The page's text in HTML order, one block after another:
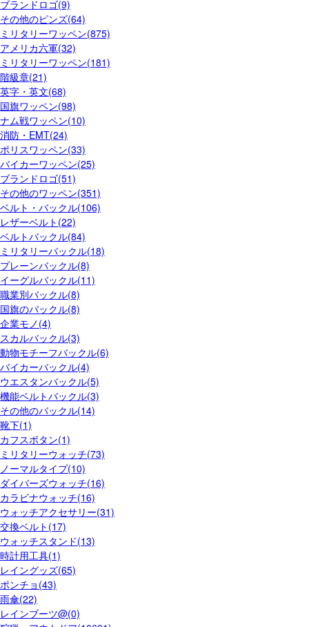
ブランドロゴ(9)
その他のピンズ(64)
ミリタリーワッペン(875)
アメリカ六軍(32)
ミリタリーワッペン(181)
階級章(21)
英字・英文(68)
国旗ワッペン(98)
ナム戦ワッペン(10)
消防・EMT(24)
ポリスワッペン(33)
バイカーワッペン(25)
ブランドロゴ(51)
その他のワッペン(351)
ベルト・バックル(106)
レザーベルト(22)
ベルトバックル(84)
ミリタリーバックル(18)
プレーンバックル(8)
イーグルバックル(11)
職業別バックル(8)
国旗のバックル(8)
企業モノ(4)
スカルバックル(3)
動物モチーフバックル(6)
バイカーバックル(4)
ウエスタンバックル(5)
機能ベルトバックル(3)
その他のバックル(14)
靴下(1)
カフスボタン(1)
ミリタリーウォッチ(73)
ノーマルタイプ(10)
ダイバーズウォッチ(16)
カラビナウォッチ(16)
ウォッチアクセサリー(31)
交換ベルト(17)
ウォッチスタンド(13)
時計用工具(1)
レイングッズ(65)
ポンチョ(43)
雨傘(22)
レインブーツ@(0)